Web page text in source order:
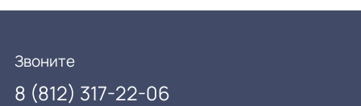
Звоните
8 (812) 317-22-06